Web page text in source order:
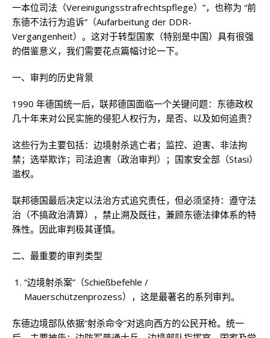
一本位司法（Vereinigungsstrafrechtspflege）”，也称为 “前
东德不法行为追诉”（Aufarbeitung der DDR-
Vergangenheit）。这对于转型国家（特别是中国）具有很强
的借鉴意义，我们需要花点篇幅讨论一下。
一、审判的历史背景
1990 年德国统一后，联邦德国面临一个关键问题：东德政权
几十年来对公民实施的侵犯人权行为，是否、以及如何追责？
这些行为主要包括：边境射杀逃亡者；监控、迫害、非法拘
禁；选举欺诈；司法迫害（政治审判）；国家安全部（Stasi）
滥权。
联邦德国最后决定以法治方式追究责任，但必须坚持：遵守法
治（不搞政治清算），禁止溯及既往，兼顾东德法律体系的特
殊性。因此审判极其谨慎。
二、最重要的审判类型
“边境射杀案”（Schießbefehle /
Mauerschützenprozess），这是最著名的系列审判。
东德边境部队依据“射杀命令”对逃向西方的公民开枪。统一